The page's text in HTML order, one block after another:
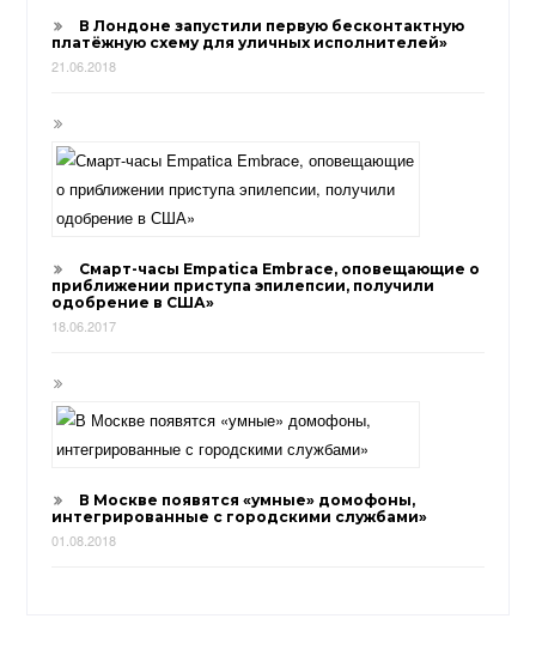
В Лондоне запустили первую бесконтактную
платёжную схему для уличных исполнителей»
21.06.2018
Смарт-часы Empatica Embrace, оповещающие о
приближении приступа эпилепсии, получили
одобрение в США»
18.06.2017
В Москве появятся «умные» домофоны,
интегрированные с городскими службами»
01.08.2018